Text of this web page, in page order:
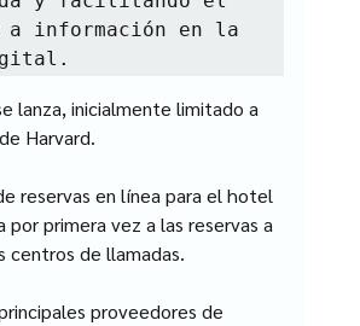
a información en la
lanza, inicialmente limitado a
Harvard.
reservas en línea para el hotel
por primera vez a las reservas a
centros de llamadas.
proveedores de